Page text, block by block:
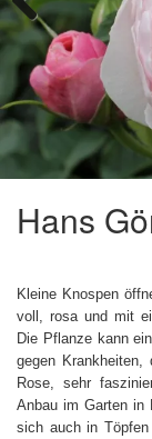
Previous
Hans
Kleine Knospen
voll, rosa und mit
Die Pflanze kann
gegen Krankheiten,
Rose, sehr
Anbau im Garten in
sich auch in